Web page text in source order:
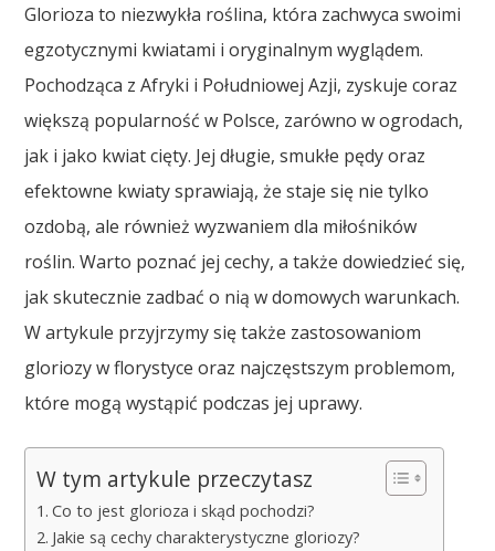
Glorioza to niezwykła roślina, która zachwyca swoimi
egzotycznymi kwiatami i oryginalnym wyglądem.
Pochodząca z Afryki i Południowej Azji, zyskuje coraz
większą popularność w Polsce, zarówno w ogrodach,
jak i jako kwiat cięty. Jej długie, smukłe pędy oraz
efektowne kwiaty sprawiają, że staje się nie tylko
ozdobą, ale również wyzwaniem dla miłośników
roślin. Warto poznać jej cechy, a także dowiedzieć się,
jak skutecznie zadbać o nią w domowych warunkach.
W artykule przyjrzymy się także zastosowaniom
gloriozy w florystyce oraz najczęstszym problemom,
które mogą wystąpić podczas jej uprawy.
W tym artykule przeczytasz
Co to jest glorioza i skąd pochodzi?
Jakie są cechy charakterystyczne gloriozy?